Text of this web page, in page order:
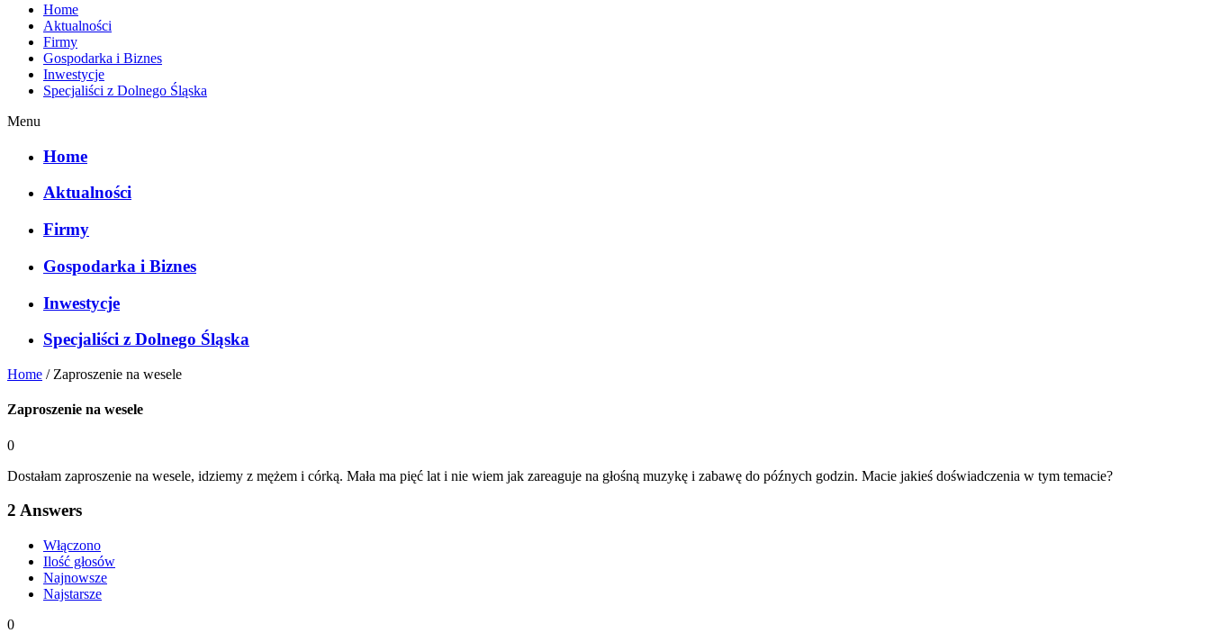
Home
Aktualności
Firmy
Gospodarka i Biznes
Inwestycje
Specjaliści z Dolnego Śląska
Menu
Home
Aktualności
Firmy
Gospodarka i Biznes
Inwestycje
Specjaliści z Dolnego Śląska
Home / Zaproszenie na wesele
Zaproszenie na wesele
0
Dostałam zaproszenie na wesele, idziemy z mężem i córką. Mała ma pięć lat i nie wiem jak zareaguje na głośną muzykę i zabawę do późnych godzin. Macie jakieś doświadczenia w tym temacie?
2 Answers
Włączono
Ilość głosów
Najnowsze
Najstarsze
0